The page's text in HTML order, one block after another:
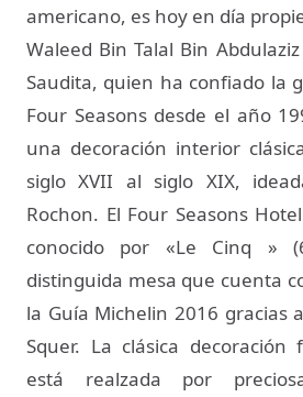
americano, es hoy en día
Waleed Bin Talal Bin
Saudita, quien ha confiado la
Four Seasons desde el año
una decoración interior
siglo XVII al siglo XIX,
Rochon. El Four Seasons
conocido por «Le Cinq »
distinguida mesa que cuenta
la Guía Michelin 2016 gracias
Squer. La clásica decoración
está realzada por